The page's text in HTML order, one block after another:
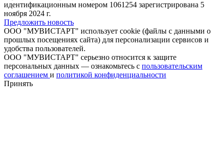
идентификационным номером 1061254 зарегистрирована 5
ноября 2024 г.
Предложить новость
ООО "МУВИСТАРТ" использует cookie (файлы с данными о
прошлых посещениях сайта) для персонализации сервисов и
удобства пользователей.
ООО "МУВИСТАРТ" серьезно относится к защите
персональных данных — ознакомьтесь с пользовательским
соглашением и политикой конфиденциальности
Принять